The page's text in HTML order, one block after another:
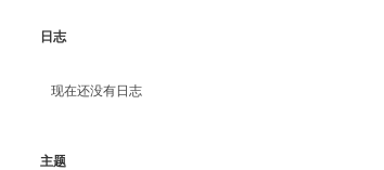
日志
现在还没有日志
主题